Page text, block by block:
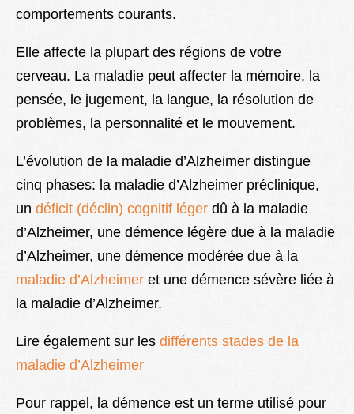
comportements courants.
Elle affecte la plupart des régions de votre
cerveau. La maladie peut affecter la mémoire, la
pensée, le jugement, la langue, la résolution de
problèmes, la personnalité et le mouvement.
L’évolution de la maladie d’Alzheimer distingue
cinq phases: la maladie d’Alzheimer préclinique,
un déficit (déclin) cognitif léger dû à la maladie
d’Alzheimer, une démence légère due à la maladie
d’Alzheimer, une démence modérée due à la
maladie d’Alzheimer et une démence sévère liée à
la maladie d’Alzheimer.
Lire également sur les différents stades de la
maladie d’Alzheimer
Pour rappel, la démence est un terme utilisé pour